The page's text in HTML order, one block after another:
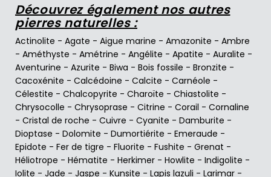
Découvrez également nos autres
pierres naturelles :
Actinolite - Agate - Aigue marine - Amazonite - Ambre
- Améthyste - Amétrine - Angélite - Apatite - Auralite -
Aventurine - Azurite - Biwa - Bois fossile - Bronzite -
Cacoxénite - Calcédoine - Calcite - Carnéole -
Célestite - Chalcopyrite - Charoïte - Chiastolite -
Chrysocolle - Chrysoprase - Citrine - Corail - Cornaline
- Cristal de roche - Cuivre - Cyanite - Damburite -
Dioptase - Dolomite - Dumortiérite - Emeraude -
Epidote - Fer de tigre - Fluorite - Fushite - Grenat -
Héliotrope - Hématite - Herkimer - Howlite - Indigolite -
Iolite - Jade - Jaspe - Kunsite - Lapis lazuli - Larimar -